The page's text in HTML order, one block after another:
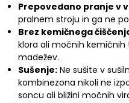
Prepovedano pranje v
pralnem stroju in ga ne
Brez kemičnega
klora ali močnih
madežev.
Sušenje: Ne sušite v
kombinezona nikoli ne
soncu ali bližini močnih